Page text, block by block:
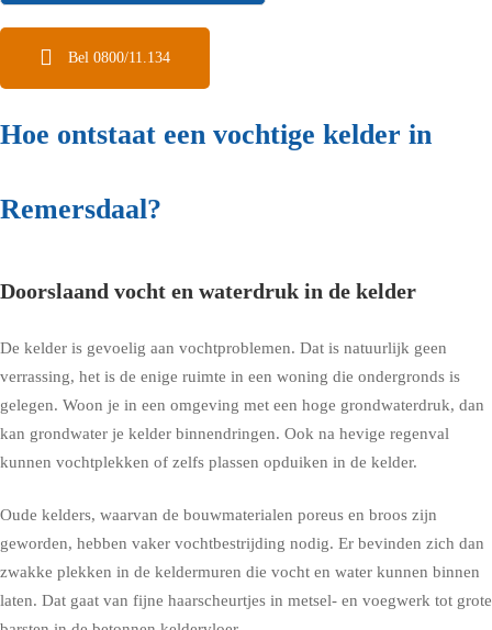
Bel 0800/11.134
Hoe ontstaat een vochtige kelder in
Remersdaal?
Doorslaand vocht en waterdruk in de kelder
De kelder is gevoelig aan vochtproblemen. Dat is natuurlijk geen
verrassing, het is de enige ruimte in een woning die ondergronds is
gelegen. Woon je in een omgeving met een hoge grondwaterdruk, dan
kan grondwater je kelder binnendringen. Ook na hevige regenval
kunnen vochtplekken of zelfs plassen opduiken in de kelder.
Oude kelders, waarvan de bouwmaterialen poreus en broos zijn
geworden, hebben vaker vochtbestrijding nodig. Er bevinden zich dan
zwakke plekken in de keldermuren die vocht en water kunnen binnen
laten. Dat gaat van fijne haarscheurtjes in metsel- en voegwerk tot grote